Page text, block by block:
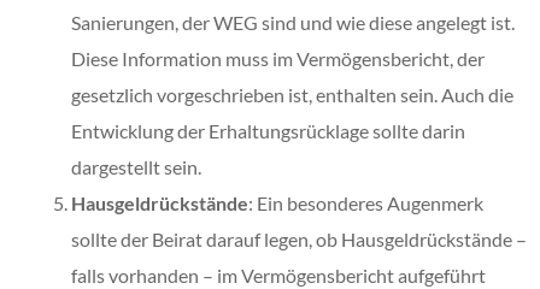
Sanierungen, der WEG sind und wie diese angelegt ist.
Diese Information muss im Vermögensbericht, der
gesetzlich vorgeschrieben ist, enthalten sein. Auch die
Entwicklung der Erhaltungsrücklage sollte darin
dargestellt sein.
Hausgeldrückstände: Ein besonderes Augenmerk
sollte der Beirat darauf legen, ob Hausgeldrückstände –
falls vorhanden – im Vermögensbericht aufgeführt